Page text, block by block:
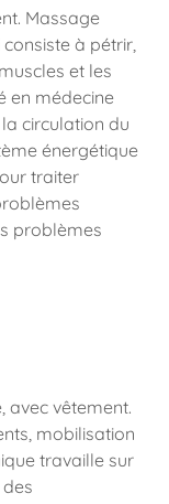
Massage
à pétrir,
et les
en médecine
circulation du
énergétique
traiter
problèmes
avec vêtement.
mobilisation
travaille sur